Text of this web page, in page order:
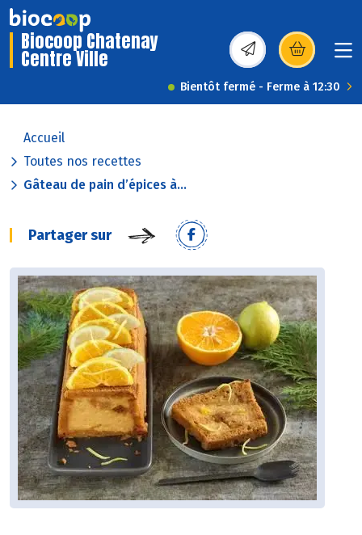
Biocoop Chatenay
Centre Ville (s’ouvre dans une
Bientôt fermé - Ferme à 12:30
Accueil
Toutes nos recettes
Gâteau de pain d’épices à...
Partager sur